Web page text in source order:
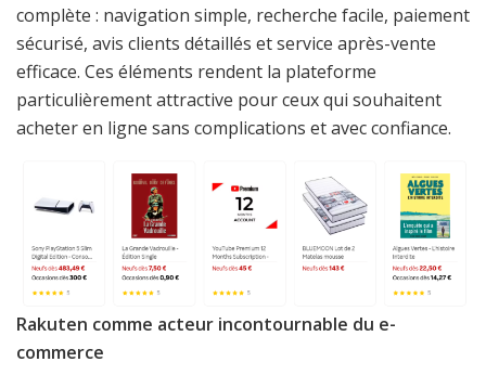
complète : navigation simple, recherche facile, paiement
sécurisé, avis clients détaillés et service après-vente
efficace. Ces éléments rendent la plateforme
particulièrement attractive pour ceux qui souhaitent
acheter en ligne sans complications et avec confiance.
Rakuten comme acteur incontournable du e-
commerce